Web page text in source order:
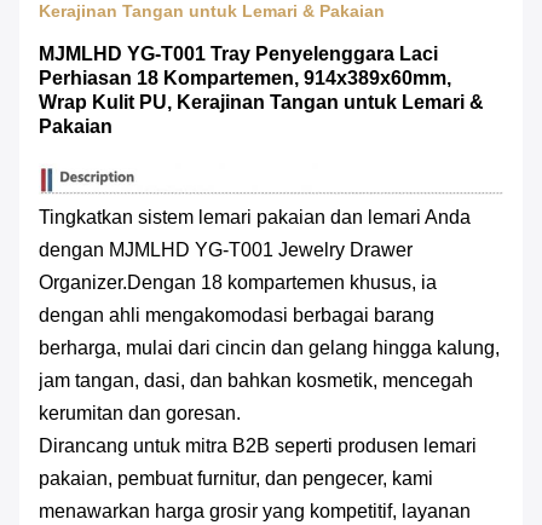
Kerajinan Tangan untuk Lemari & Pakaian
MJMLHD YG-T001 Tray Penyelenggara Laci
Perhiasan 18 Kompartemen, 914x389x60mm,
Wrap Kulit PU, Kerajinan Tangan untuk Lemari &
Pakaian
Tingkatkan sistem lemari pakaian dan lemari Anda
dengan MJMLHD YG-T001 Jewelry Drawer
Organizer.Dengan 18 kompartemen khusus, ia
dengan ahli mengakomodasi berbagai barang
berharga, mulai dari cincin dan gelang hingga kalung,
jam tangan, dasi, dan bahkan kosmetik, mencegah
kerumitan dan goresan.
Dirancang untuk mitra B2B seperti produsen lemari
pakaian, pembuat furnitur, dan pengecer, kami
menawarkan harga grosir yang kompetitif, layanan